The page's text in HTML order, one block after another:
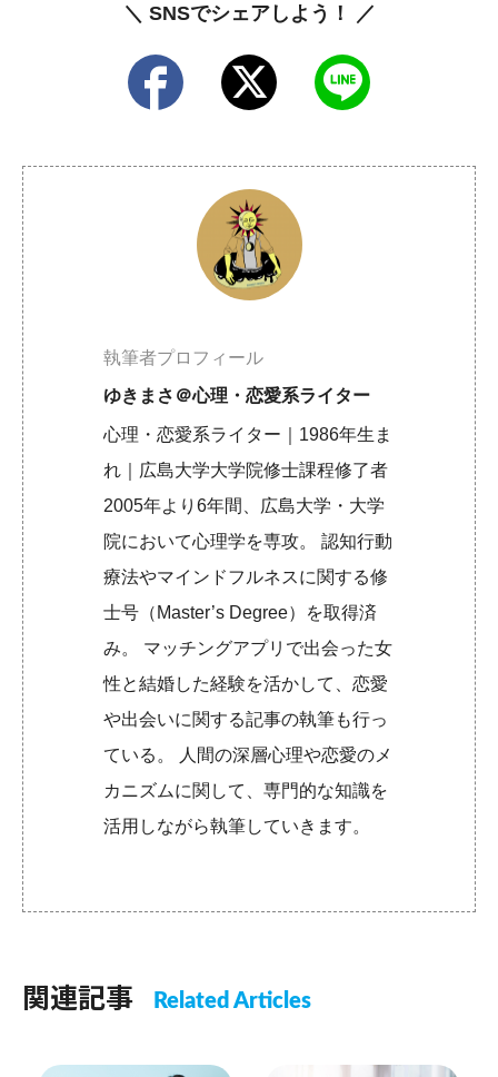
＼ SNSでシェアしよう！ ／
執筆者プロフィール
ゆきまさ＠心理・恋愛系ライター
心理・恋愛系ライター｜1986年生ま
れ｜広島大学大学院修士課程修了者
2005年より6年間、広島大学・大学
院において心理学を専攻。 認知行動
療法やマインドフルネスに関する修
士号（Master’s Degree）を取得済
み。 マッチングアプリで出会った女
性と結婚した経験を活かして、恋愛
や出会いに関する記事の執筆も行っ
ている。 人間の深層心理や恋愛のメ
カニズムに関して、専門的な知識を
活用しながら執筆していきます。
関連記事 Related Articles